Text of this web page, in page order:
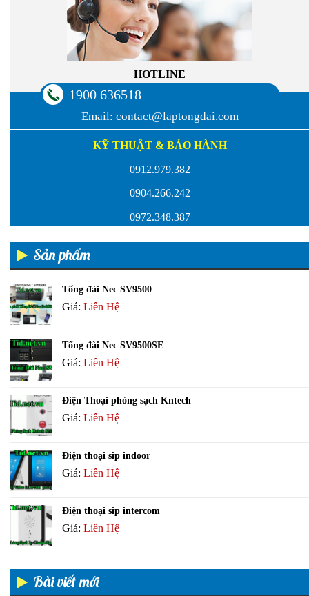
HOTLINE
1900 636518
Email: contact@laptongdai.com
KỸ THUẬT & BẢO HÀNH
0912.979.382
0904.266.242
0972.348.387
Sản phẩm
Tổng đài Nec SV9500
Giá: Liên Hệ
Tổng đài Nec SV9500SE
Giá: Liên Hệ
Điện Thoại phòng sạch Kntech
Giá: Liên Hệ
Điện thoại sip indoor
Giá: Liên Hệ
Điện thoại sip intercom
Giá: Liên Hệ
Bài viết mới